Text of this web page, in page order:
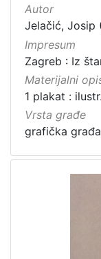
Autor
Jelačić, Josip
Impresum
Zagreb : Iz
Materijalni
1 plakat :
Vrsta građe
grafička građa